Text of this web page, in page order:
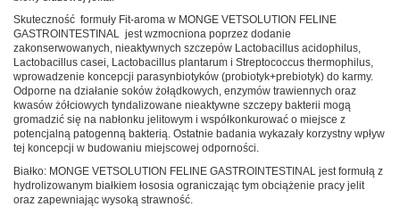
Skuteczność formuły Fit-aroma w MONGE VETSOLUTION FELINE
GASTROINTESTINAL jest wzmocniona poprzez dodanie
zakonserwowanych, nieaktywnych szczepów Lactobacillus acidophilus,
Lactobacillus casei, Lactobacillus plantarum i Streptococcus thermophilus,
wprowadzenie koncepcji parasynbiotyków (probiotyk+prebiotyk) do karmy.
Odporne na działanie soków żołądkowych, enzymów trawiennych oraz
kwasów żółciowych tyndalizowane nieaktywne szczepy bakterii mogą
gromadzić się na nabłonku jelitowym i współkonkurować o miejsce z
potencjalną patogenną bakterią. Ostatnie badania wykazały korzystny wpływ
tej koncepcji w budowaniu miejscowej odporności.
Białko: MONGE VETSOLUTION FELINE GASTROINTESTINAL jest formułą z
hydrolizowanym białkiem łososia ograniczając tym obciążenie pracy jelit
oraz zapewniając wysoką strawność.